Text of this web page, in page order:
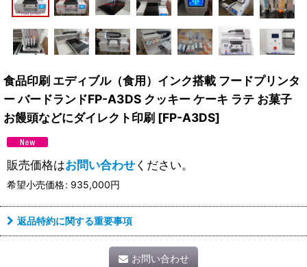
食品印刷 エディブル（食用）インク搭載 フードプリンタ
ー バードランドFP-A3DS クッキー ケーキ ラテ お菓子
お饅頭などにダイレクト印刷 [FP-A3DS]
販売価格はお問い合わせください。
希望小売価格: 935,000円
返品特約に関する重要事項
お問い合わせ